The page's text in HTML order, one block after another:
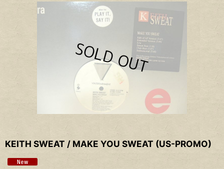
KEITH SWEAT / MAKE YOU SWEAT (US-PROMO)